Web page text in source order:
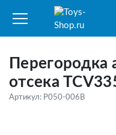
Перегородка
отсека
Артикул: P050-006B